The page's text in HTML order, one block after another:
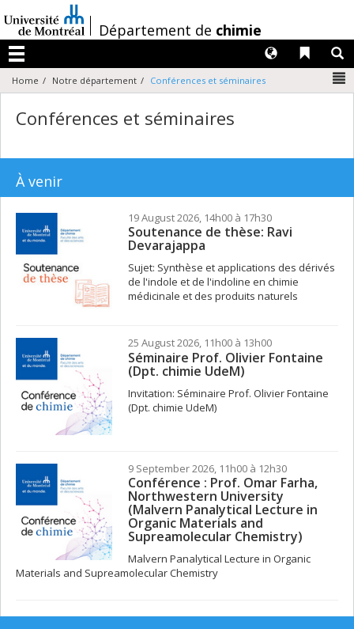
au
contenu
/Département de chimie
Menu
Liens
Langues
Home Notre département Conférences et séminaires
Conférences et séminaires
À venir
19 August 2026, 14h00 à 17h30
Soutenance de thèse: Ravi
Devarajappa
Sujet: Synthèse et applications des dérivés
de l'indole et de l'indoline en chimie
médicinale et des produits naturels
25 August 2026, 11h00 à 13h00
Séminaire Prof. Olivier Fontaine
(Dpt. chimie UdeM)
Invitation: Séminaire Prof. Olivier Fontaine
(Dpt. chimie UdeM)
9 September 2026, 11h00 à 12h30
Conférence : Prof. Omar Farha,
Northwestern University
(Malvern Panalytical Lecture in
Organic Materials and
Supreamolecular Chemistry)
Malvern Panalytical Lecture in Organic
Materials and Supreamolecular Chemistry